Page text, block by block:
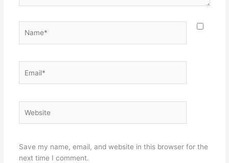
Save my name, email, and website in this browser for the
next time I comment.